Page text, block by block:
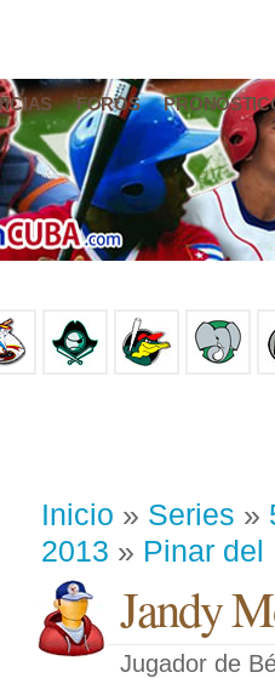
FOROS
Inicio » Series »
2013 » Pinar del
Jandy
Jugador de